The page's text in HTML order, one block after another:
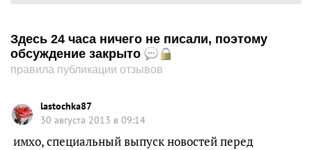
Здесь 24 часа ничего не писали, поэтому
обсуждение закрыто
правила публикации отзывов
lastochka87
30 августа 2013 в 09:14
имхо, специальный выпуск новостей перед